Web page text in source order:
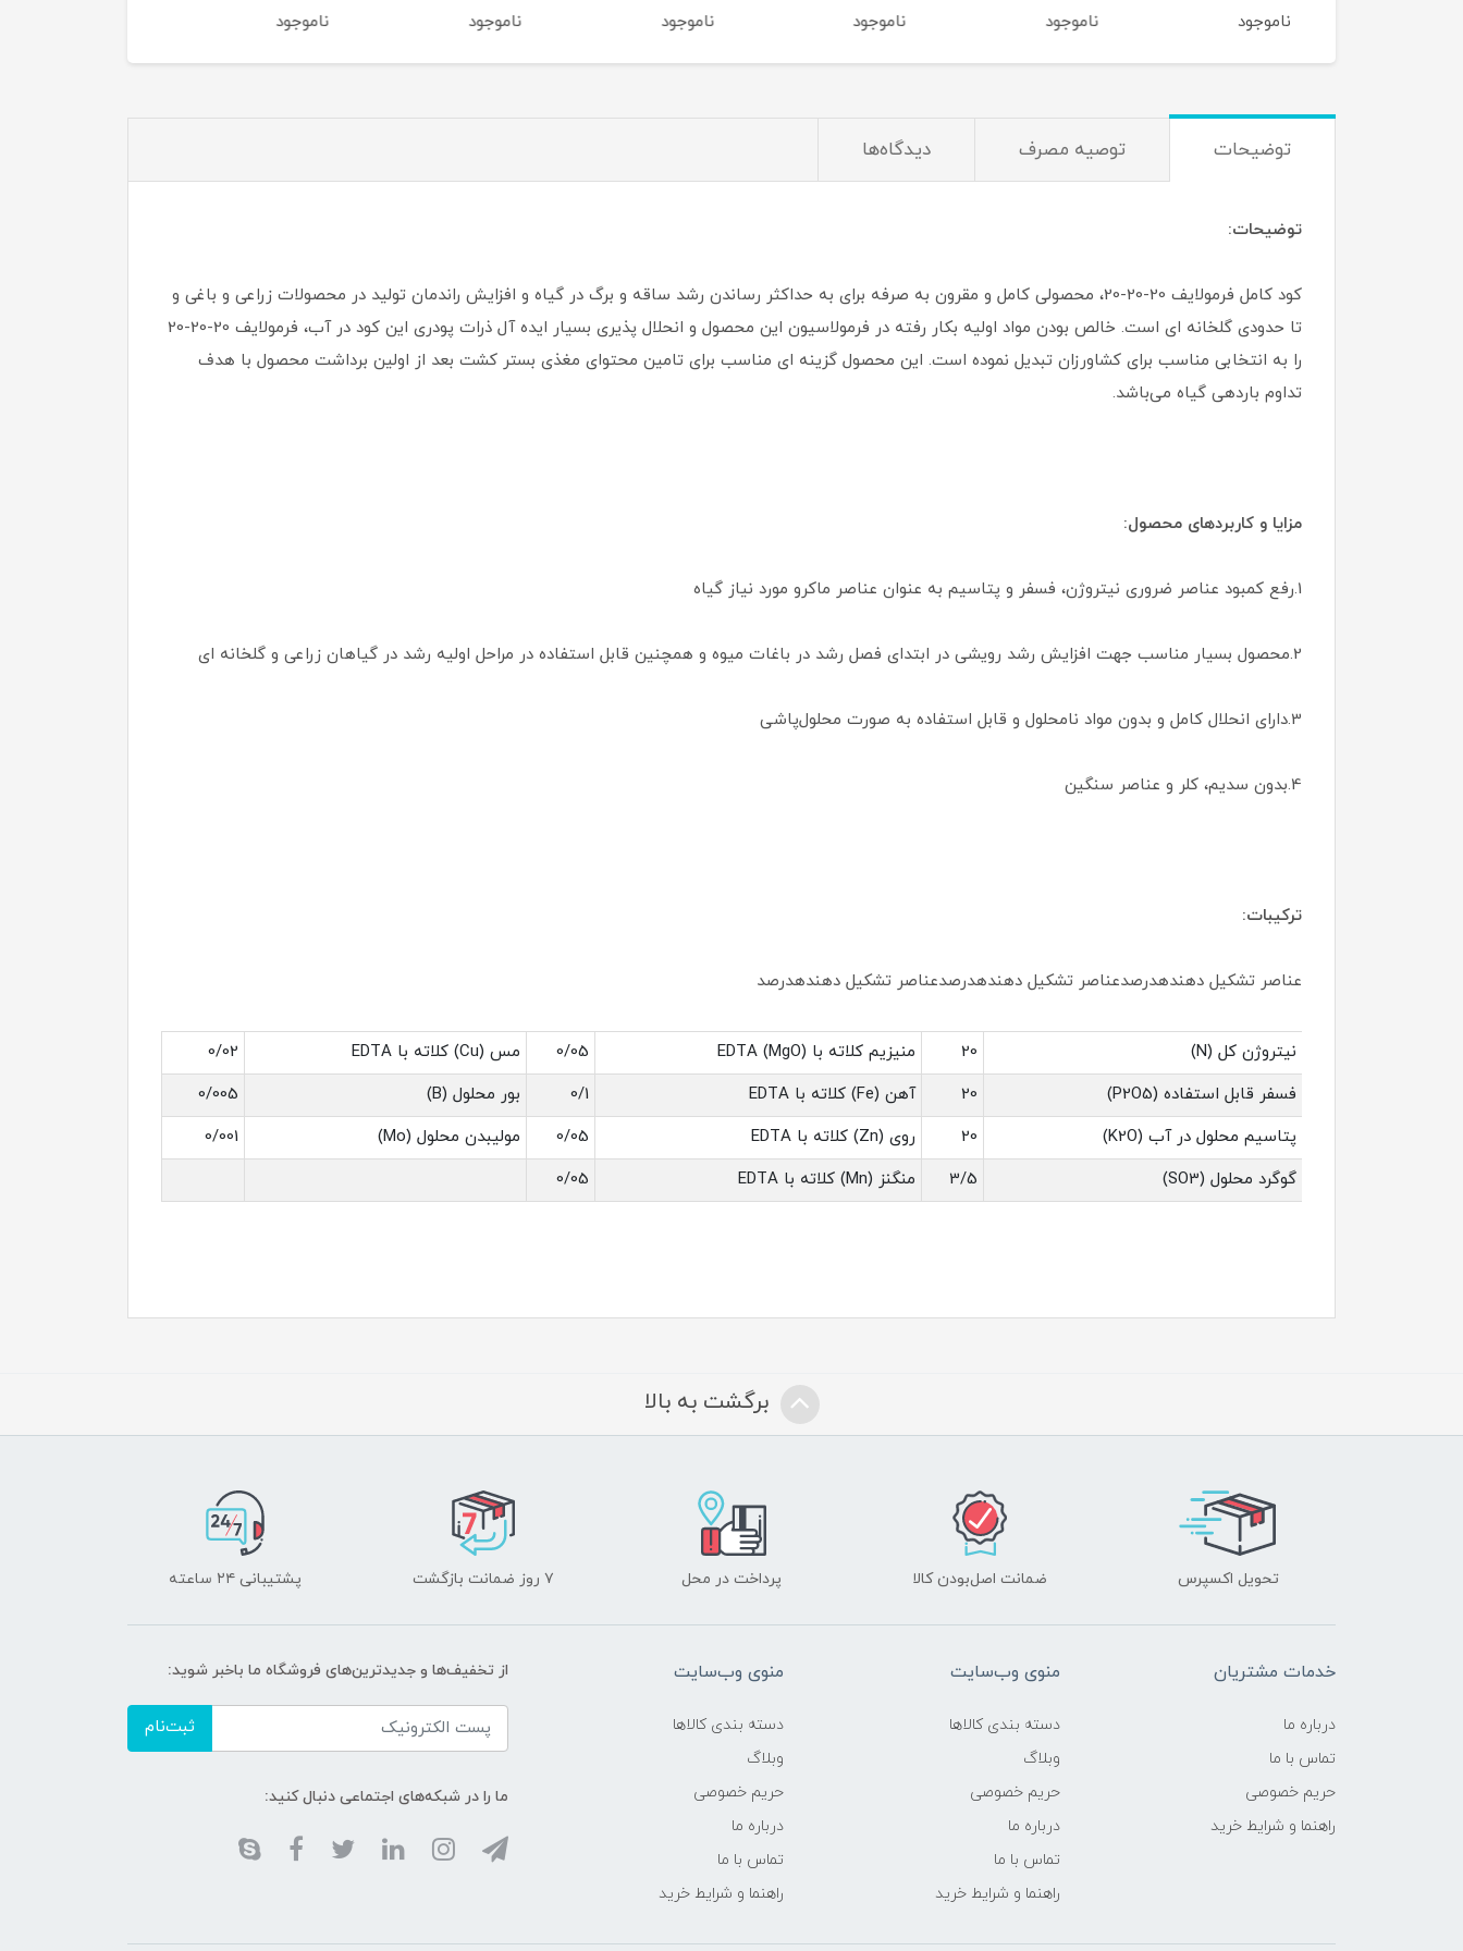
ناموجود ناموجود ناموجود ناموجود ناموجود
لیتر
ناموجود
توضیحات توصیه مصرف دیدگاه‌ها
توضیحات:
کود کامل فرمولایف 20-20-20، محصولی کامل و مقرون به صرفه برای به حداکثر رساندن رشد ساقه و برگ در گیاه و افزایش راندمان تولید در محصولات زراعی و باغی و
تا حدودی گلخانه ای است. خالص بودن مواد اولیه بکار رفته در فرمولاسیون این محصول و انحلال پذیری بسیار ایده آل ذرات پودری این کود در آب، فرمولایف 20-20-20
را به انتخابی مناسب برای کشاورزان تبدیل نموده است. این محصول گزینه ای مناسب برای تامین محتوای مغذی بستر کشت بعد از اولین برداشت محصول با هدف
تداوم باردهی گیاه می‌باشد.
مزایا و کاربردهای محصول:
1.رفع کمبود عناصر ضروری نیتروژن، فسفر و پتاسیم به عنوان عناصر ماکرو مورد نیاز گیاه
2.محصول بسیار مناسب جهت افزایش رشد رویشی در ابتدای فصل رشد در باغات میوه و همچنین قابل استفاده در مراحل اولیه رشد در گیاهان زراعی و گلخانه ای
3.دارای انحلال کامل و بدون مواد نامحلول و قابل استفاده به صورت محلول‌پاشی
4.بدون سدیم، کلر و عناصر سنگین
ترکیبات:
عناصر تشکیل دهندهدرصدعناصر تشکیل دهندهدرصدعناصر تشکیل دهندهدرصد
نیتروژن کل (N) 20 منیزیم کلاته با EDTA (MgO) 0/05 مس (Cu) کلاته با EDTA
0/02
فسفر قابل استفاده (P2O5)
20 آهن (Fe) کلاته با EDTA 0/1 بور محلول (B)
0/005
پتاسیم محلول در آب (K2O)
20 روی (Zn) کلاته با EDTA 0/05 مولیبدن محلول (Mo)
0/001
گوگرد محلول (SO3)
3/5 منگنز (Mn) کلاته با EDTA 0/05
برگشت به بالا
تحویل اکسپرس ضمانت اصل‌بودن کالا پرداخت در محل ۷ روز ضمانت بازگشت پشتیبانی ۲۴ ساعته
خدمات مشتریان
درباره ما
تماس با ما
حریم خصوصی
راهنما و شرایط خرید
منوی وب‌سایت
دسته بندی کالاها
وبلاگ
حریم خصوصی
درباره ما
تماس با ما
راهنما و شرایط خرید
منوی وب‌سایت
دسته بندی کالاها
وبلاگ
حریم خصوصی
درباره ما
تماس با ما
راهنما و شرایط خرید
از تخفیف‌ها و جدیدترین‌های فروشگاه ما باخبر شوید:
ثبت‌نام
ما را در شبکه‌های اجتماعی دنبال کنید: